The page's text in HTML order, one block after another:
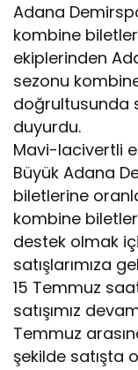
Adana
kombine
ekiplerinden
sezonu
doğrultusunda
duyurdu.
Mavi-lacivertli
Büyük Adana
biletlerine
kombine
destek olmak
satışlarımıza
15 Temmuz
satışımız
Temmuz
şekilde satışta